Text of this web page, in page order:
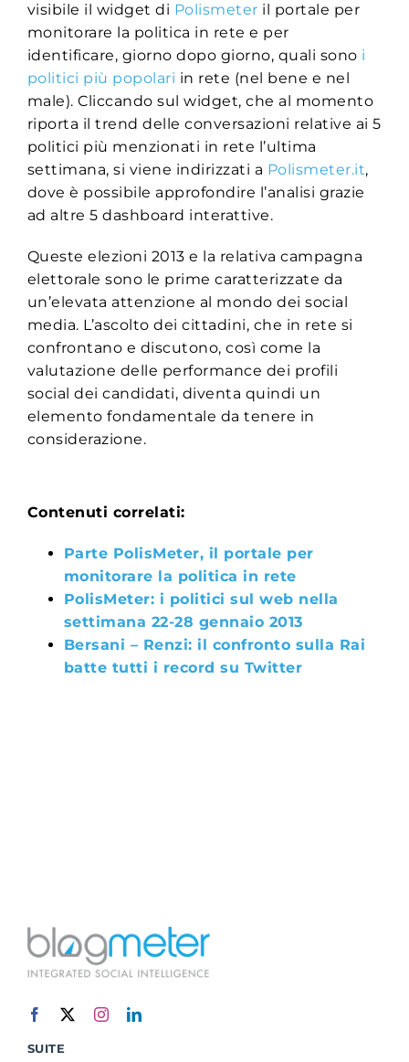
visibile il widget di Polismeter il portale per
monitorare la politica in rete e per
identificare, giorno dopo giorno, quali sono i
politici più popolari in rete (nel bene e nel
male). Cliccando sul widget, che al momento
riporta il trend delle conversazioni relative ai 5
politici più menzionati in rete l’ultima
settimana, si viene indirizzati a Polismeter.it,
dove è possibile approfondire l’analisi grazie
ad altre 5 dashboard interattive.
Queste elezioni 2013 e la relativa campagna
elettorale sono le prime caratterizzate da
un’elevata attenzione al mondo dei social
media. L’ascolto dei cittadini, che in rete si
confrontano e discutono, così come la
valutazione delle performance dei profili
social dei candidati, diventa quindi un
elemento fondamentale da tenere in
considerazione.
Contenuti correlati:
Parte PolisMeter, il portale per
monitorare la politica in rete
PolisMeter: i politici sul web nella
settimana 22-28 gennaio 2013
Bersani – Renzi: il confronto sulla Rai
batte tutti i record su Twitter
SUITE